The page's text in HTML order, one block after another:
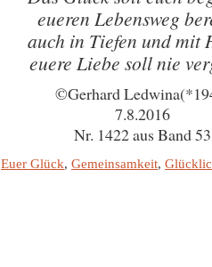
eueren Lebensweg
auch in Tiefen und mit
euere Liebe soll nie
©Gerhard
7.8.2016
Nr. 1422 aus Band 53
Euer Glück, Gemeinsamkeit,